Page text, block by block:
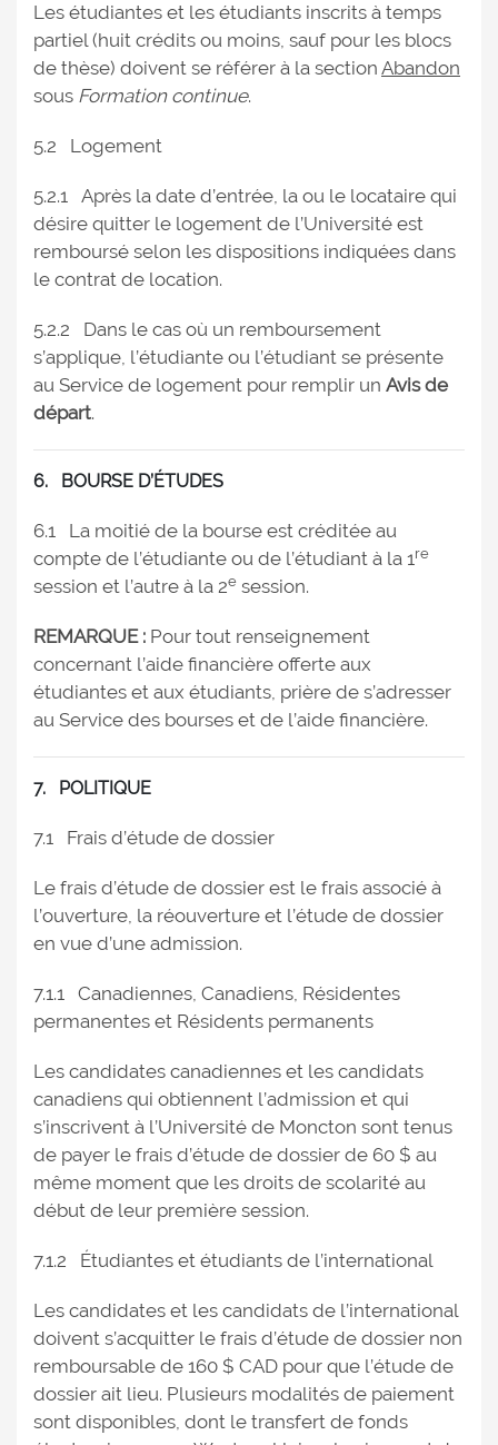
Les étudiantes et les étudiants inscrits à temps
partiel (huit crédits ou moins, sauf pour les blocs
de thèse) doivent se référer à la section Abandon
sous Formation continue.
5.2 Logement
5.2.1 Après la date d’entrée, la ou le locataire qui
désire quitter le logement de l’Université est
remboursé selon les dispositions indiquées dans
le contrat de location.
5.2.2 Dans le cas où un remboursement
s’applique, l’étudiante ou l’étudiant se présente
au Service de logement pour remplir un Avis de
départ.
6. BOURSE D’ÉTUDES
6.1 La moitié de la bourse est créditée au
compte de l’étudiante ou de l’étudiant à la 1re
session et l’autre à la 2e session.
REMARQUE : Pour tout renseignement
concernant l’aide financière offerte aux
étudiantes et aux étudiants, prière de s’adresser
au Service des bourses et de l’aide financière.
7. POLITIQUE
7.1 Frais d’étude de dossier
Le frais d’étude de dossier est le frais associé à
l’ouverture, la réouverture et l’étude de dossier
en vue d’une admission.
7.1.1 Canadiennes, Canadiens, Résidentes
permanentes et Résidents permanents
Les candidates canadiennes et les candidats
canadiens qui obtiennent l’admission et qui
s’inscrivent à l’Université de Moncton sont tenus
de payer le frais d’étude de dossier de 60 $ au
même moment que les droits de scolarité au
début de leur première session.
7.1.2 Étudiantes et étudiants de l’international
Les candidates et les candidats de l’international
doivent s’acquitter le frais d’étude de dossier non
remboursable de 160 $ CAD pour que l’étude de
dossier ait lieu. Plusieurs modalités de paiement
sont disponibles, dont le transfert de fonds